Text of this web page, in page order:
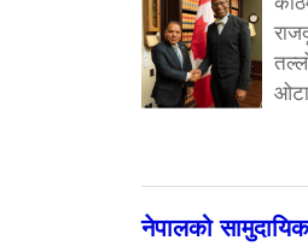
नेपालको